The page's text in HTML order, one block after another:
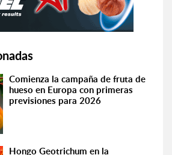
Comienza la campaña de fruta de
hueso en Europa con primeras
previsiones para 2026
Hongo Geotrichum en la